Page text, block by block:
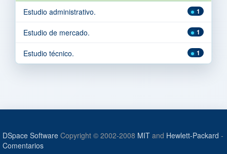
1
Estudio administrativo.
1
Estudio de mercado.
1
Estudio técnico.
DSpace Software Copyright © 2002-2008 MIT and Hewlett-Packard -
Comentarios